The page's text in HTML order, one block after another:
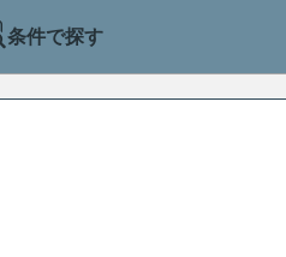
条件で探す